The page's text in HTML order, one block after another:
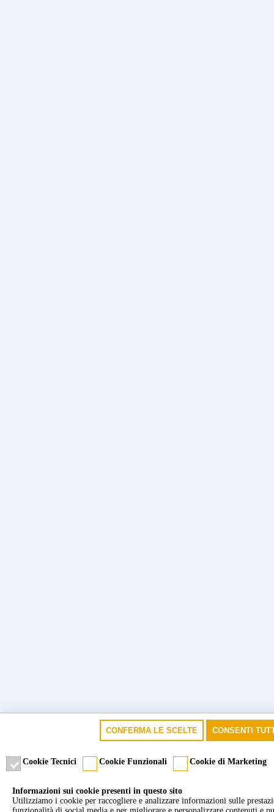
CONFERMA LE SCELTE CONSENTI
Cookie Tecnici Cookie Funzionali Cookie di Marketing
Informazioni sui cookie presenti in questo sito
Utilizziamo i cookie per raccogliere e analizzare informazioni sulle